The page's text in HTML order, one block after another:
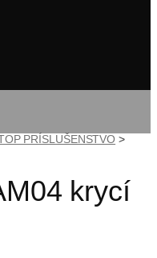
PRÍSLUŠENSTVO >
krycí